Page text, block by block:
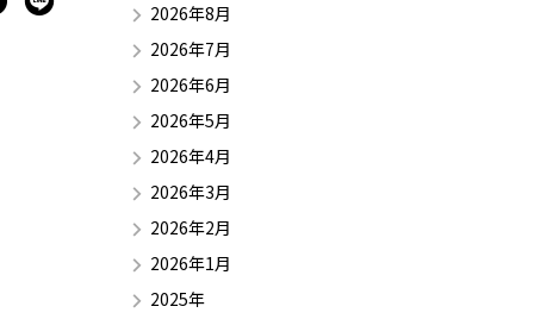
2026年8月
2026年7月
2026年6月
2026年5月
2026年4月
2026年3月
2026年2月
2026年1月
2025年